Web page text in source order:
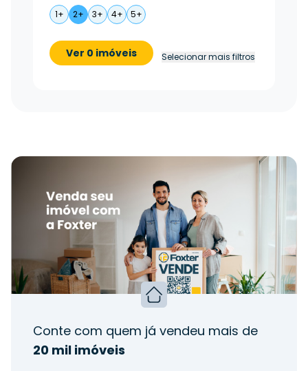
1+ 2+ 3+ 4+ 5+
Ver 0 imóveis Selecionar mais filtros
Conte com quem já vendeu mais de
20 mil imóveis